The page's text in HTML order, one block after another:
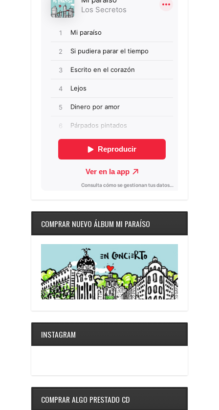
COMPRAR NUEVO ÁLBUM MI PARAÍSO
INSTAGRAM
COMPRAR ALGO PRESTADO CD